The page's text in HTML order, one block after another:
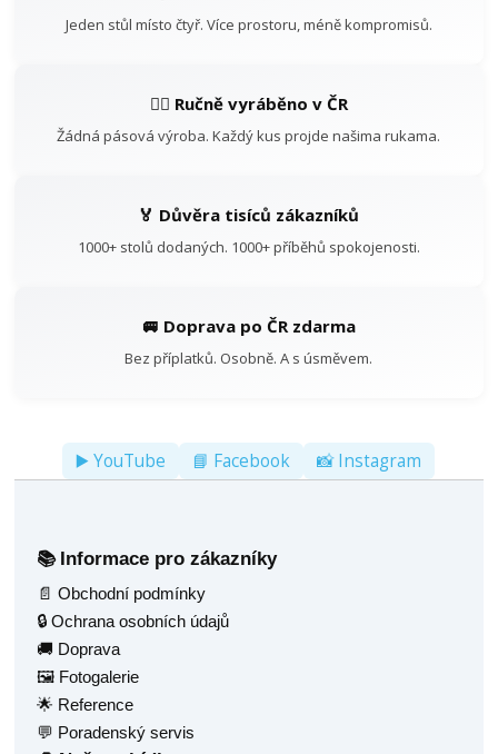
Jeden stůl místo čtyř. Více prostoru, méně kompromisů.
👷‍♂️ Ručně vyráběno v ČR
Žádná pásová výroba. Každý kus projde našima rukama.
🏅 Důvěra tisíců zákazníků
1000+ stolů dodaných. 1000+ příběhů spokojenosti.
🚐 Doprava po ČR zdarma
Bez příplatků. Osobně. A s úsměvem.
▶️ YouTube 📘 Facebook 📸 Instagram
📚 Informace pro zákazníky
📄 Obchodní podmínky
🔒 Ochrana osobních údajů
🚚 Doprava
🖼️ Fotogalerie
🌟 Reference
💬 Poradenský servis